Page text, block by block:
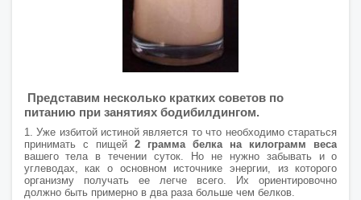
Представим несколько кратких советов по
питанию при занятиях бодибилдингом.
1. Уже избитой истиной является то что необходимо стараться
принимать с пищей 2 грамма белка на килограмм веса
вашего тела в течении суток. Но не нужно забывать и о
углеводах, как о основном источнике энергии, из которого
организму получать ее легче всего. Их ориентировочно
должно быть примерно в два раза больше чем белков.